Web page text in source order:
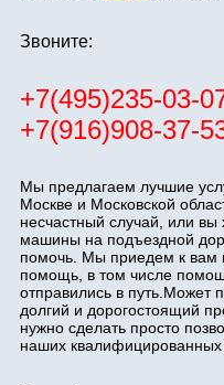
Звоните:
+7(495)235-03-
+7(916)908-37-
Мы предлагаем лучшие
Москве и Московской
несчастный случай, или вы
машины на подъездной
помочь. Мы приедем к вам
помощь, в том числе
отправились в путь.Может
долгий и дорогостоящий
нужно сделать просто
наших квалифицированных